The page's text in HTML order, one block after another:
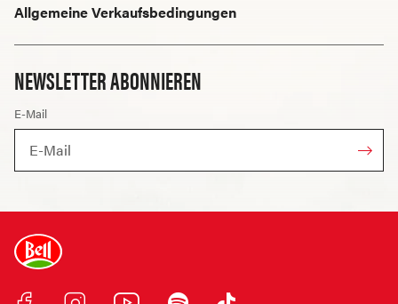
NEWSLETTER ABONNIEREN
E-Mail
Allgemeine Verkaufsbedingungen